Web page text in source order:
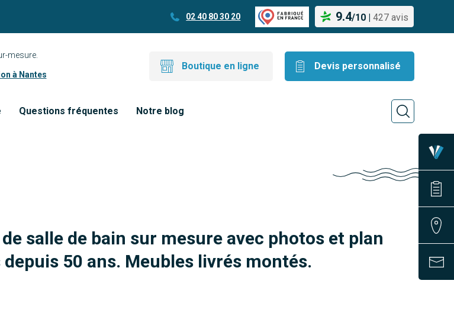
02 40 80 30 20 9.4/10 | 427 avis
mesure.
à Nantes
Boutique en ligne Devis personnalisé
Questions fréquentes Notre blog
salle de bain sur mesure avec photos et plan
50 ans. Meubles livrés montés.